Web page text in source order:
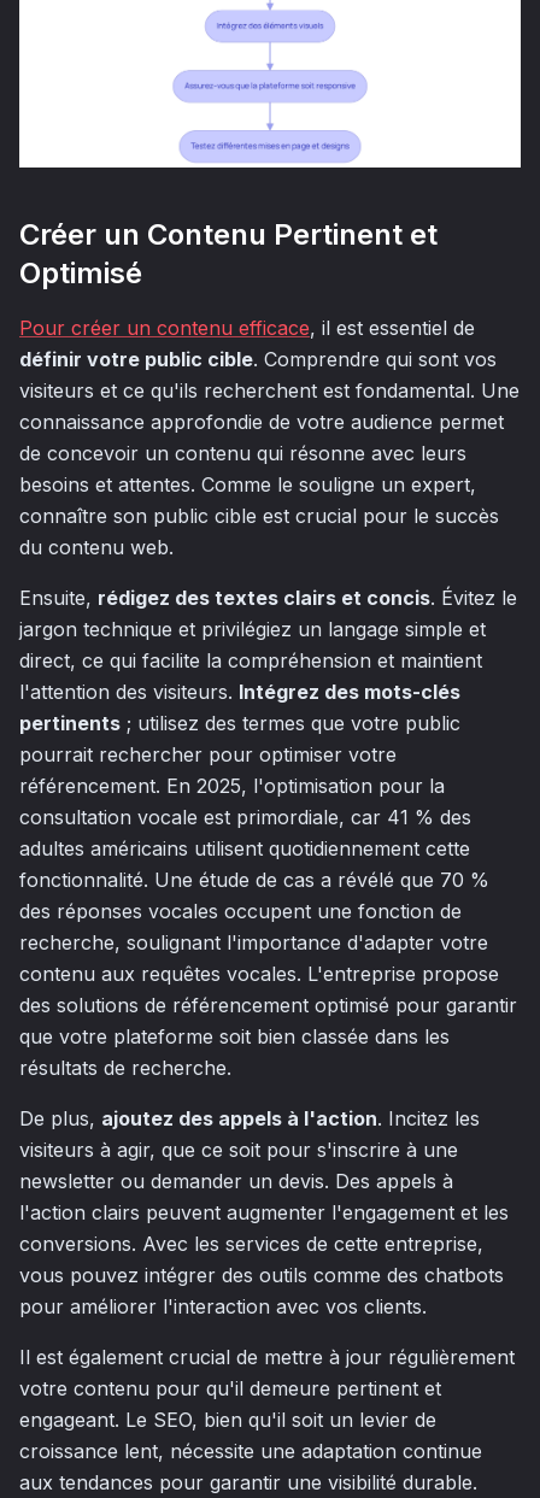
Créer un Contenu Pertinent et
Optimisé
Pour créer un contenu efficace, il est essentiel de
définir votre public cible. Comprendre qui sont vos
visiteurs et ce qu'ils recherchent est fondamental. Une
connaissance approfondie de votre audience permet
de concevoir un contenu qui résonne avec leurs
besoins et attentes. Comme le souligne un expert,
connaître son public cible est crucial pour le succès
du contenu web.
Ensuite, rédigez des textes clairs et concis. Évitez le
jargon technique et privilégiez un langage simple et
direct, ce qui facilite la compréhension et maintient
l'attention des visiteurs. Intégrez des mots-clés
pertinents ; utilisez des termes que votre public
pourrait rechercher pour optimiser votre
référencement. En 2025, l'optimisation pour la
consultation vocale est primordiale, car 41 % des
adultes américains utilisent quotidiennement cette
fonctionnalité. Une étude de cas a révélé que 70 %
des réponses vocales occupent une fonction de
recherche, soulignant l'importance d'adapter votre
contenu aux requêtes vocales. L'entreprise propose
des solutions de référencement optimisé pour garantir
que votre plateforme soit bien classée dans les
résultats de recherche.
De plus, ajoutez des appels à l'action. Incitez les
visiteurs à agir, que ce soit pour s'inscrire à une
newsletter ou demander un devis. Des appels à
l'action clairs peuvent augmenter l'engagement et les
conversions. Avec les services de cette entreprise,
vous pouvez intégrer des outils comme des chatbots
pour améliorer l'interaction avec vos clients.
Il est également crucial de mettre à jour régulièrement
votre contenu pour qu'il demeure pertinent et
engageant. Le SEO, bien qu'il soit un levier de
croissance lent, nécessite une adaptation continue
aux tendances pour garantir une visibilité durable.